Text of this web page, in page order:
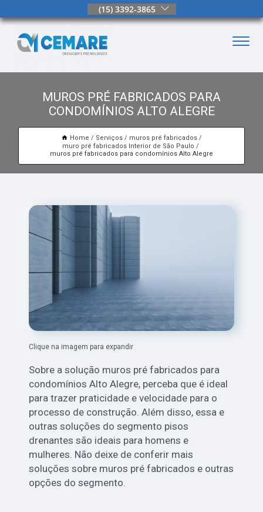
(15) 3392-3865
MUROS PRÉ FABRICADOS PARA
CONDOMÍNIOS ALTO ALEGRE
Home Serviços
muros pré fabricados
muro pré fabricados Interior de São Paulo
muros pré fabricados para condomínios Alto Alegre
Clique na imagem para expandir
Sobre a solução muros pré fabricados para
condomínios Alto Alegre, perceba que é ideal
para trazer praticidade e velocidade para o
processo de construção. Além disso, essa e
outras soluções do segmento pisos
drenantes são ideais para homens e
mulheres. Não deixe de conferir mais
soluções sobre muros pré fabricados e outras
opções do segmento.